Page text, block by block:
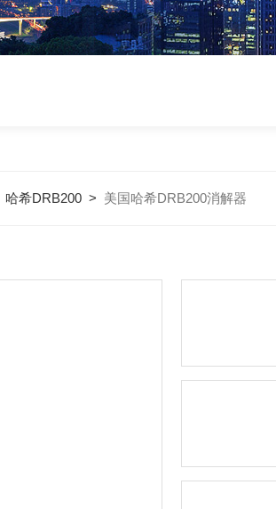
哈希DRB200 > 美国哈希DRB200消解器